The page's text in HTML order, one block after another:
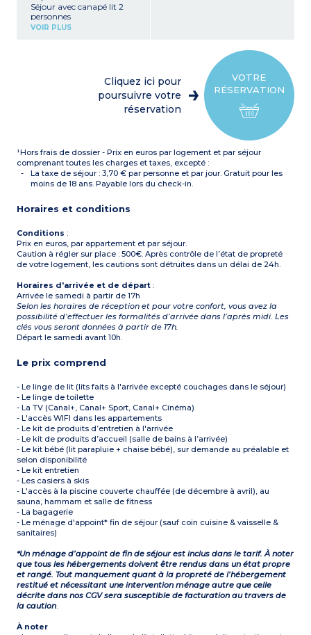
Séjour avec canapé lit 2
personnes
Kitchenette équipée
électrique, bouilloire, grille-
pain, machine à capsule)
Chambre avec 1 grand lit
baignoire)
Balcon ou terrasse
VOIR PLUS
VOTRE
RÉSERVATION
Cliquez ici pour
poursuivre votre
réservation
¹Hors frais de dossier - Prix en euros par logement et par séjour
comprenant toutes les charges et taxes, excepté :
La taxe de séjour : 3,70 € par personne et par jour. Gratuit pour les
moins de 18 ans. Payable lors du check-in.
Horaires et conditions
Conditions :
Prix en euros, par appartement et par séjour.
Caution à régler sur place : 500€. Après contrôle de l’état de propreté
de votre logement, les cautions sont détruites dans un délai de 24h.
Horaires d'arrivée et de départ :
Arrivée le samedi à partir de 17h
Selon les horaires de réception et pour votre confort, vous avez la
possibilité d’effectuer les formalités d’arrivée dans l’après midi. Les
clés vous seront données à partir de 17h.
Départ le samedi avant 10h.
Le prix comprend
- Le linge de lit (lits faits à l'arrivée excepté couchages dans le séjour)
- Le linge de toilette
- La TV (Canal+, Canal+ Sport, Canal+ Cinéma)
- L'accès WIFI dans les appartements
- Le kit de produits d’entretien à l'arrivée
- Le kit de produits d’accueil (salle de bains à l’arrivée)
- Le kit bébé (lit parapluie + chaise bébé), sur demande au préalable et
selon disponibilité
- Le kit entretien
- Les casiers à skis
- L'accès à la piscine couverte chauffée (de décembre à avril), au
sauna, hammam et salle de fitness
- La bagagerie
- Le ménage d'appoint* fin de séjour (sauf coin cuisine & vaisselle &
sanitaires)
*Un ménage d’appoint de fin de séjour est inclus dans le tarif. À noter
que tous les hébergements doivent être rendus dans un état propre
et rangé. Tout manquement quant à la propreté de l’hébergement
restitué et nécessitant une intervention ménage autre que celle
décrite dans nos CGV sera susceptible de facturation au travers de
la caution.
À noter